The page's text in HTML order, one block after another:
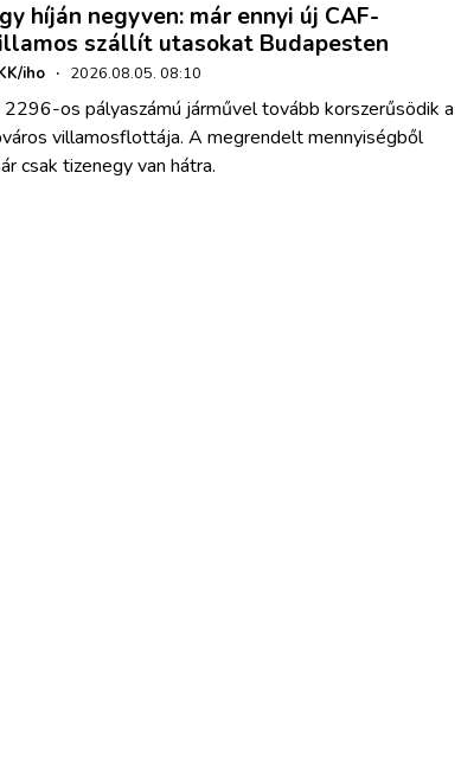
híján negyven: már ennyi új CAF-
szállít utasokat Budapesten
iho · 2026.08.05. 08:10
os pályaszámú járművel tovább korszerűsödik a
villamosflottája. A megrendelt mennyiségből
csak tizenegy van hátra.